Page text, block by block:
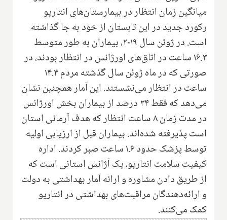
میانگین زمان انتظار در بیمارستان‌های انتاریو
رکورد جدید در این تابستان از خود به جا گذاشته
است. در ژوئن سال ۲۰۱۹‌، بیماران به طور متوسط
۱۶.۳ ساعت در اتاق‌های اورژانس در انتظار بودند‌، در
صورتی که در ماه ژوئن سال گذشته مردم ۱۴.۴
ساعت در انتظار می‌نشستند. این آمار همچنین نشان
می‌دهد که فقط ۳۴ درصد از بیماران بخش اورژانس
در مدت زمان ۸ ساعت انتظار که هدف آرمانی‌ استان
است پذیرفته شده‌اند. بیماران قبل از ارزیابی اولیه
توسط پزشک حدود ۱.۶ ساعت صبر کردند
.اداره
کیفیت سلامت انتاریو‌، یک آژانس استانی است که
از طریق دادن مشاوره و ارائه آمار بهداشتی به دولت
و ارائه‌دهندگان مراقبت‌های بهداشتی در انتاریو
کمک می‌کنند.